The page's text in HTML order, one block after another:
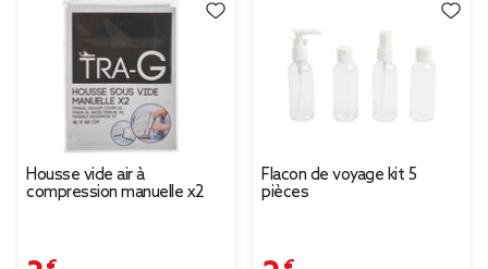
Housse vide air à
compression manuelle x2
3,79 €
Flacon de voyage kit 5
pièces
2,99 €